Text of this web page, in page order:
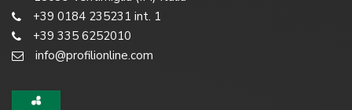
+39 0184 235231 int. 1
+39 335 6252010
info@profilionline.com